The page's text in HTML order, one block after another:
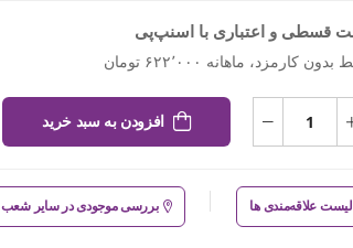
قسطی و اعتباری با اسنپ‌پی
افزودن به سبد خرید
علاقه‌مندی ها بررسی موجودی در سایر شعب